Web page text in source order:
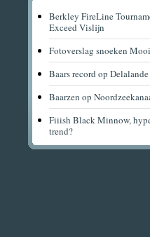
Berkley FireLine
Exceed Vislijn
Fotoverslag snoeken
Baars record op
Baarzen op
Fiiish Black Minnow,
trend?